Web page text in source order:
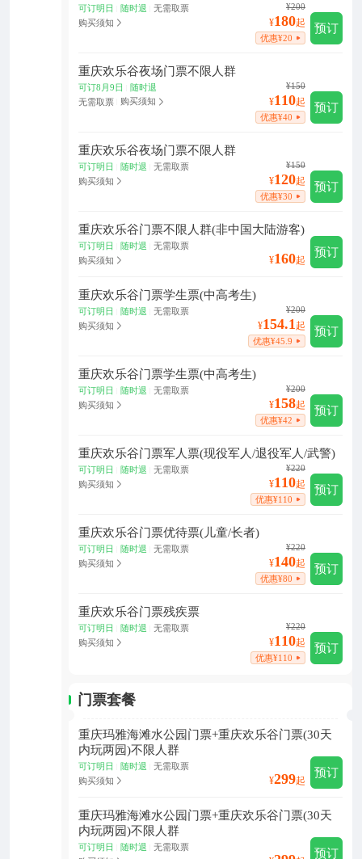
可订明日 随时退
无需取票
购买须知
¥200
¥180起
优惠¥20
预订
重庆欢乐谷夜场门票不限人群
可订8月9日
随时退
无需取票
购买须知
¥150
¥110起
优惠¥40
预订
重庆欢乐谷夜场门票不限人群
可订明日 随时退
无需取票
购买须知
¥150
¥120起
优惠¥30
预订
重庆欢乐谷门票不限人群(非中国大陆游客)
可订明日 随时退
无需取票
购买须知
¥160起
预订
重庆欢乐谷门票学生票(中高考生)
可订明日 随时退
无需取票
购买须知
¥200
¥154.1 起
优惠¥45.9
预订
重庆欢乐谷门票学生票(中高考生)
可订明日 随时退
无需取票
购买须知
¥200
¥158起
优惠¥42
预订
重庆欢乐谷门票军人票(现役军人/退役军人/武警)
可订明日 随时退
无需取票
购买须知
¥220
¥110起
优惠¥110
预订
重庆欢乐谷门票优待票(儿童/长者)
可订明日 随时退
无需取票
购买须知
¥220
¥140起
优惠¥80
预订
重庆欢乐谷门票残疾票
可订明日 随时退
无需取票
购买须知
¥220
¥110起
优惠¥110
预订
门票套餐
重庆玛雅海滩水公园门票+重庆欢乐谷门票(30天
内玩两园)不限人群
可订明日 随时退
无需取票
购买须知
¥299起
预订
重庆玛雅海滩水公园门票+重庆欢乐谷门票(30天
内玩两园)不限人群
可订明日 随时退
无需取票
预订